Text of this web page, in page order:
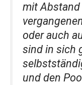
mit
oder auch
sind in sich
und den